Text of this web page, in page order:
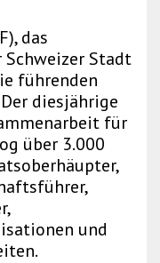
das
Stadt
führenden
diesjährige
für
über 3.000
und